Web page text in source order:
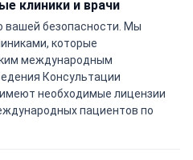
клиники и врачи
вашей безопасности. Мы
которые
международным
Консультации
необходимые лицензии
пациентов по